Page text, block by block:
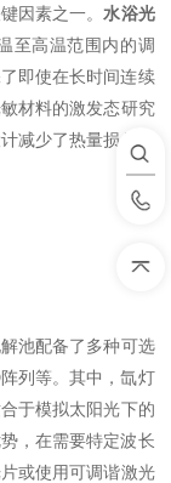
因素之一。水浴光
至高温范围内的调
即使在长时间连续
材料的激发态研究
减少了热量损失，
池配备了多种可选
列等。其中，氙灯
于模拟太阳光下的
，在需要特定波长
或使用可调谐激光